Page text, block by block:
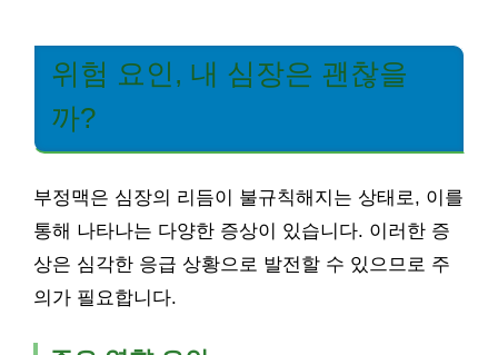
위험 요인, 내 심장은 괜찮을
까?
부정맥은 심장의 리듬이 불규칙해지는 상태로, 이를
통해 나타나는 다양한 증상이 있습니다. 이러한 증
상은 심각한 응급 상황으로 발전할 수 있으므로 주
의가 필요합니다.